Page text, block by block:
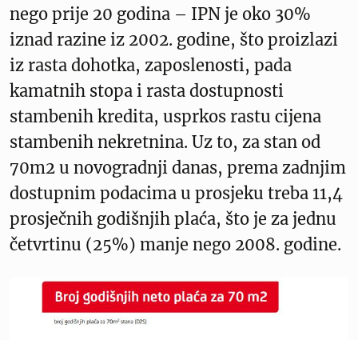
nego prije 20 godina – IPN je oko 30%
iznad razine iz 2002. godine, što proizlazi
iz rasta dohotka, zaposlenosti, pada
kamatnih stopa i rasta dostupnosti
stambenih kredita, usprkos rastu cijena
stambenih nekretnina. Uz to, za stan od
70m2 u novogradnji danas, prema zadnjim
dostupnim podacima u prosjeku treba 11,4
prosječnih godišnjih plaća, što je za jednu
četvrtinu (25%) manje nego 2008. godine.